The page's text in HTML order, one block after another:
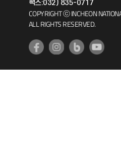
기초교육원
팩스:032) 835-0717
COPYRIGHT ⓒ INCHEON
ALL RIGHTS RESERVED.